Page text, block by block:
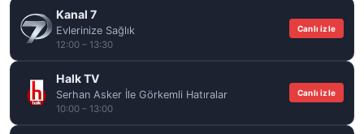
Kanal 7
Evlerinize Sağlık
12:00 – 13:30
Canlı izle
Halk TV
Serhan Asker İle Görkemli Hatıralar
10:00 – 13:00
Canlı izle